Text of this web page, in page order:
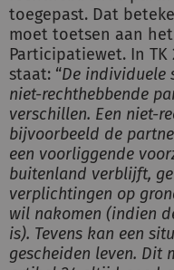
toegepast. Dat
moet toetsen aan
Participatiewet. In TK
staat: “De individuele
niet-rechthebbende
verschillen. Een niet-
bijvoorbeeld de
een voorliggende
buitenland verblijft,
verplichtingen op
wil nakomen (indien
is). Tevens kan een
gescheiden leven. Dit